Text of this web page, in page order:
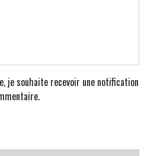
je souhaite recevoir une notification